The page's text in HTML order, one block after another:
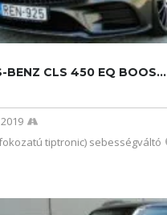
MERCEDES-BENZ CLS 450 EQ BOOST 4MAT ...
2019
tiptronic) sebességváltó